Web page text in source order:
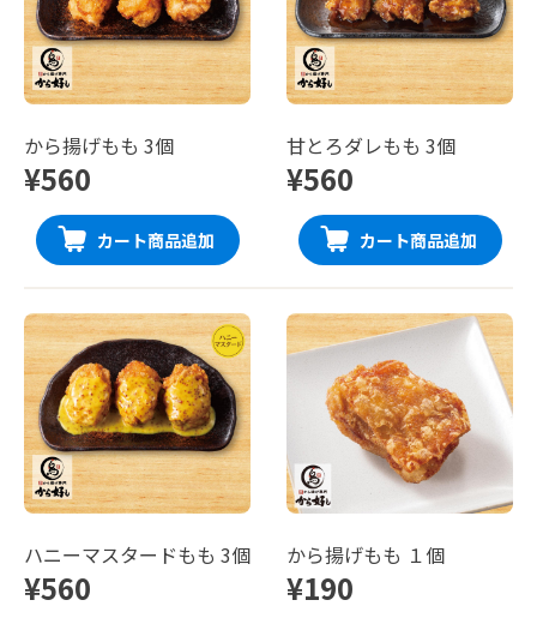
から揚げもも 3個
¥560
カート商品追加
甘とろダレもも 3個
¥560
カート商品追加
ハニーマスタードもも 3個
¥560
から揚げもも １個
¥190